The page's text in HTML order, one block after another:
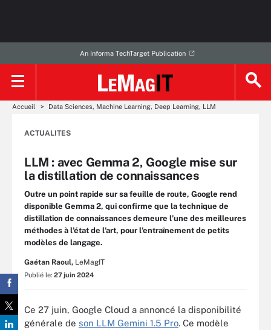
An Informa TechTarget Publication
Accueil Data Sciences, Machine Learning, Deep Learning, LLM
ACTUALITES
LLM : avec Gemma 2, Google mise sur
la distillation de connaissances
Outre un point rapide sur sa feuille de route, Google rend
disponible Gemma 2, qui confirme que la technique de
distillation de connaissances demeure l’une des meilleures
méthodes à l’état de l’art, pour l’entraînement de petits
modèles de langage.
Gaétan Raoul, LeMagIT
Publié le: 27 juin 2024
Ce 27 juin, Google Cloud a annoncé la disponibilité
générale de son LLM Gemini 1.5 Pro. Ce modèle